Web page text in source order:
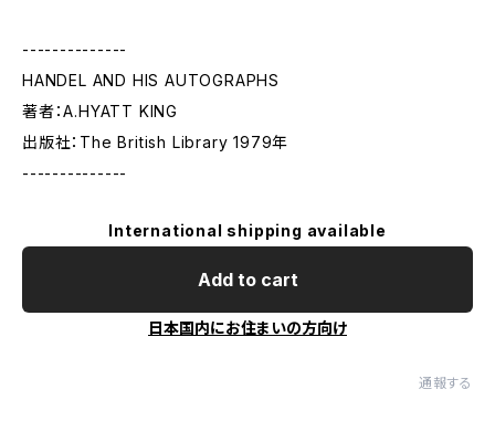
--------------
HANDEL AND HIS AUTOGRAPHS
著者：A.HYATT KING
出版社：The British Library 1979年
--------------
International shipping available
Add to cart
日本国内にお住まいの方向け
通報する